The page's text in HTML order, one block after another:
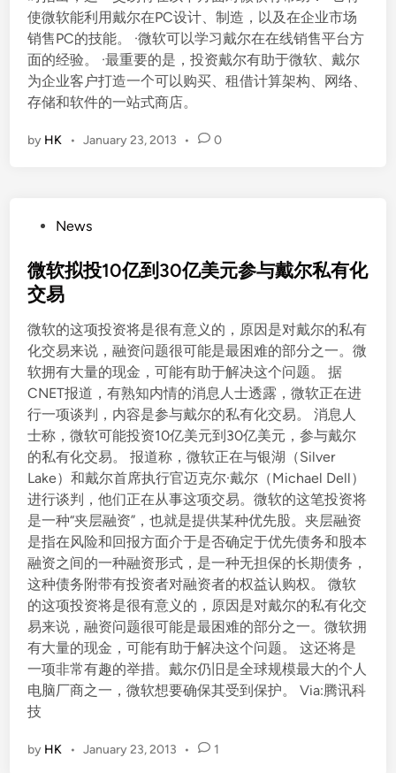
使微软能利用戴尔在PC设计、制造，以及在企业市场
销售PC的技能。 ·微软可以学习戴尔在在线销售平台方
面的经验。 ·最重要的是，投资戴尔有助于微软、戴尔
为企业客户打造一个可以购买、租借计算架构、网络、
存储和软件的一站式商店。
by HK • January 23, 2013 • 0
s
t
e
d
i
n
News
微软拟投10亿到30亿美元参与戴尔私有化
交易
微软的这项投资将是很有意义的，原因是对戴尔的私有
化交易来说，融资问题很可能是最困难的部分之一。微
软拥有大量的现金，可能有助于解决这个问题。 据
CNET报道，有熟知内情的消息人士透露，微软正在进
行一项谈判，内容是参与戴尔的私有化交易。 消息人
士称，微软可能投资10亿美元到30亿美元，参与戴尔
的私有化交易。 报道称，微软正在与银湖（Silver
Lake）和戴尔首席执行官迈克尔·戴尔（Michael Dell）
进行谈判，他们正在从事这项交易。微软的这笔投资将
是一种“夹层融资”，也就是提供某种优先股。夹层融资
是指在风险和回报方面介于是否确定于优先债务和股本
融资之间的一种融资形式，是一种无担保的长期债务，
这种债务附带有投资者对融资者的权益认购权。 微软
的这项投资将是很有意义的，原因是对戴尔的私有化交
易来说，融资问题很可能是最困难的部分之一。微软拥
有大量的现金，可能有助于解决这个问题。 这还将是
一项非常有趣的举措。戴尔仍旧是全球规模最大的个人
电脑厂商之一，微软想要确保其受到保护。 Via:腾讯科
技
by HK • January 23, 2013 • 1